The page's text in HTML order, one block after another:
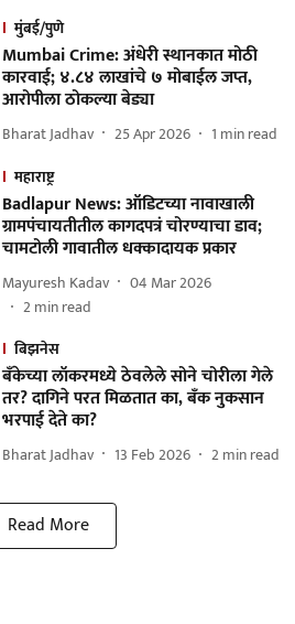
मुंबई/पुणे
Mumbai Crime: अंधेरी स्थानकात मोठी
कारवाई; ४.८४ लाखांचे ७ मोबाईल जप्त,
आरोपीला ठोकल्या बेड्या
Bharat Jadhav 25 Apr 2026 1 min read
महाराष्ट्र
Badlapur News: ऑडिटच्या नावाखाली
ग्रामपंचायतीतील कागदपत्रं चोरण्याचा डाव;
चामटोली गावातील धक्कादायक प्रकार
Mayuresh Kadav
04 Mar 2026
2min read
बिझनेस
बँकेच्या लॉकरमध्ये ठेवलेले सोने चोरीला गेले
तर? दागिने परत मिळतात का, बँक नुकसान
भरपाई देते का?
Bharat Jadhav 13 Feb 2026 2min read
Read More